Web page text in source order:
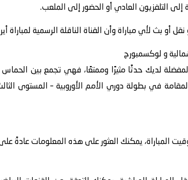
أو بث لأي مباراة وأن القناة الناقلة الرسمية
و لوكسمبورج
لديك حدثًا مثيرًا وممتعًا، فهي تجمع بين
في بطولة دوري الأمم الأوروبية – المستوى
يمكنك العثور على هذه المعلومات عادةً على